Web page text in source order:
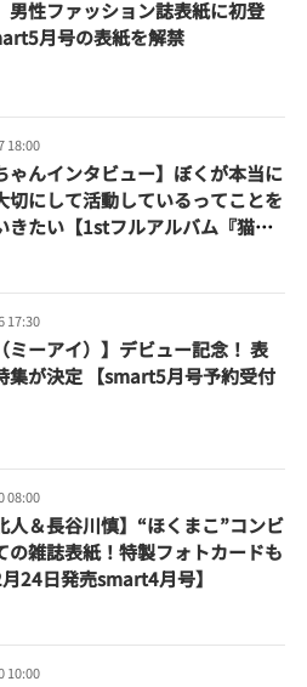
男性ファッション誌表紙に初登
月号の表紙を解禁
18:00
ゃんインタビュー】ぼくが本当に
切にして活動しているってことを
きたい【1stフルアルバム『猫猫
めた想い】
17:30
ミーアイ）】デビュー記念！ 表
集が決定 【smart5月号予約受付
08:00
人＆長谷川慎】“ほくまこ”コンビ
の雑誌表紙！特製フォトカードも
24日発売smart4月号】
10:00